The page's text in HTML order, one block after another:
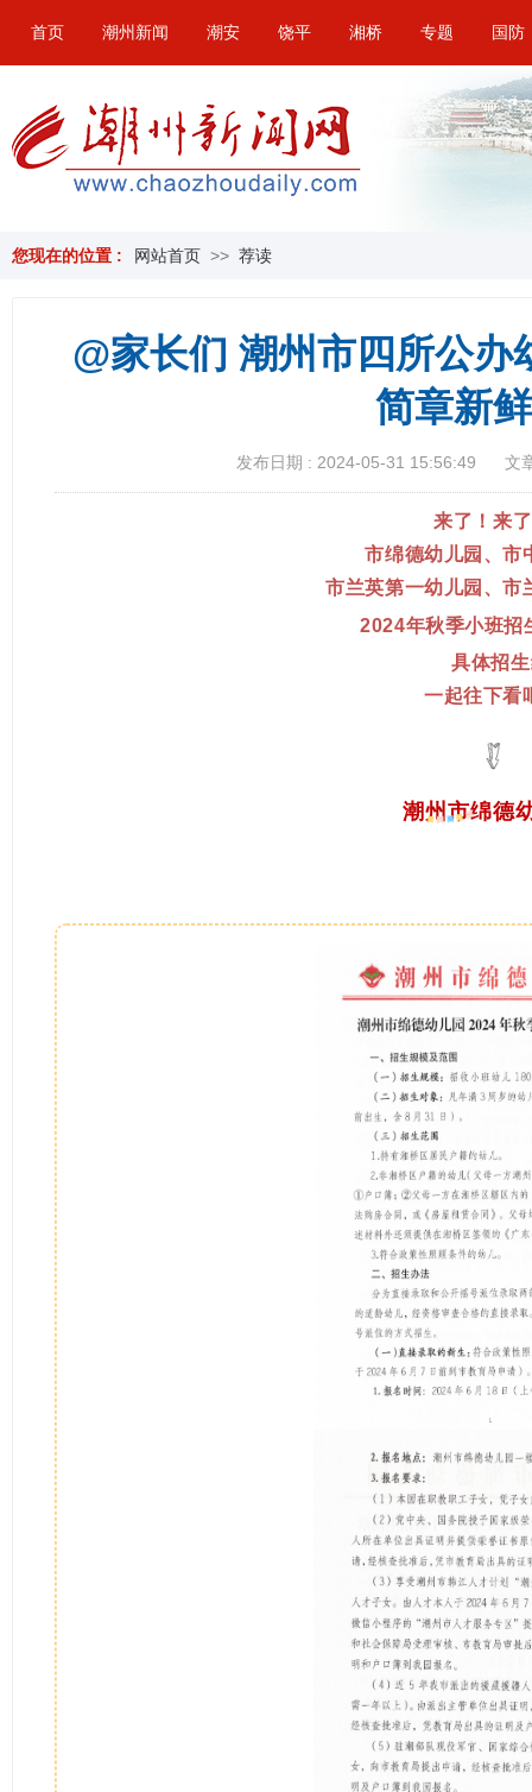
首页 潮州新闻 潮安 饶平 湘桥 专题 国防
您现在的位置 : 网站首页 >> 荐读
@家长们 潮州市四所公办
简章新
发布日期 : 2024-05-31 15:56:49 文
来了！来
市绵德幼儿园、市
市兰英第一幼儿园、市
2024年秋季小班招
具体招
一起往下看
潮州市绵德